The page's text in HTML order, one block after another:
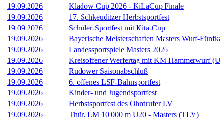
19.09.2026
Kladow Cup 2026 - KiLaCup Finale
19.09.2026
17. Schkeuditzer Herbstsportfest
19.09.2026
Schüler-Sportfest mit Kita-Cup
19.09.2026
Bayerische Meisterschaften Masters Wurf-
19.09.2026
Landessportspiele Masters 2026
19.09.2026
Kreisoffener Werfertag mit KM Hammerwurf
19.09.2026
Rudower Saisonabschluß
19.09.2026
6. offenes LSF-Bahnsportfest
19.09.2026
Kinder- und Jugendsportfest
19.09.2026
Herbstsportfest des Ohrdrufer LV
19.09.2026
Thür. LM 10.000 m U20 - Masters (TLV)